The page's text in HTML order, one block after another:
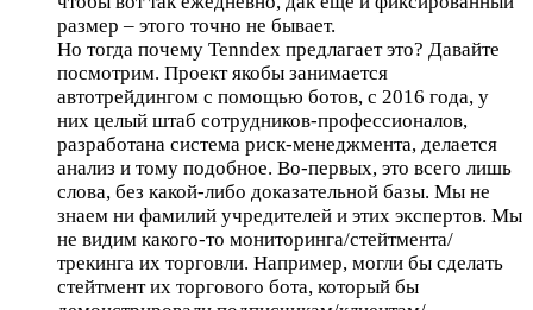
размер – этого точно не бывает.
Но тогда почему Tenndex предлагает это? Давайте
посмотрим. Проект якобы занимается
автотрейдингом с помощью ботов, с 2016 года, у
них целый штаб сотрудников-профессионалов,
разработана система риск-менеджмента, делается
анализ и тому подобное. Во-первых, это всего лишь
слова, без какой-либо доказательной базы. Мы не
знаем ни фамилий учредителей и этих экспертов. Мы
не видим какого-то мониторинга/стейтмента/
трекинга их торговли. Например, могли бы сделать
стейтмент их торгового бота, который бы